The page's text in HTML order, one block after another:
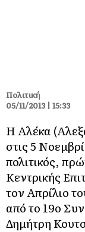
Πολιτική
05/11/2013 | 15:33
Η Αλέκα
στις 5
πολιτικός,
Κεντρικής
τον Απρίλιο
από το 19ο
Δημήτρη